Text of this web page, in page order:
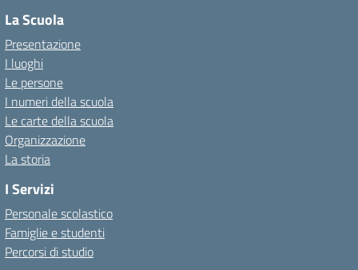
La Scuola
Presentazione
I luoghi
Le persone
I numeri della scuola
Le carte della scuola
Organizzazione
La storia
I Servizi
Personale scolastico
Famiglie e studenti
Percorsi di studio